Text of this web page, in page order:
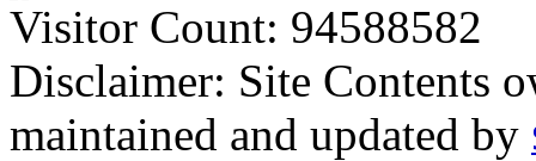
Visitor Count: 94588582
Disclaimer: Site Contents
maintained and updated by